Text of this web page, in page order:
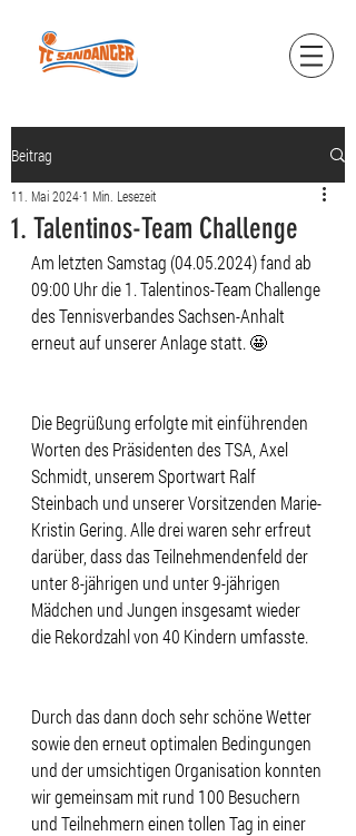
Beitrag
1. Talentinos-Team Challenge
11. Mai 2024 1 Min. Lesezeit
Am letzten Samstag (04.05.2024) fand ab
09:00 Uhr die 1. Talentinos-Team Challenge
des Tennisverbandes Sachsen-Anhalt
erneut auf unserer Anlage statt. 🤩
Die Begrüßung erfolgte mit einführenden
Worten des Präsidenten des TSA, Axel
Schmidt, unserem Sportwart Ralf
Steinbach und unserer Vorsitzenden Marie-
Kristin Gering. Alle drei waren sehr erfreut
darüber, dass das Teilnehmendenfeld der
unter 8-jährigen und unter 9-jährigen
Mädchen und Jungen insgesamt wieder
die Rekordzahl von 40 Kindern umfasste.
Durch das dann doch sehr schöne Wetter
sowie den erneut optimalen Bedingungen
und der umsichtigen Organisation konnten
wir gemeinsam mit rund 100 Besuchern
und Teilnehmern einen tollen Tag in einer